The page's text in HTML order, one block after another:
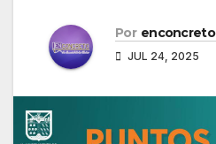
Por
JUL 24, 2025